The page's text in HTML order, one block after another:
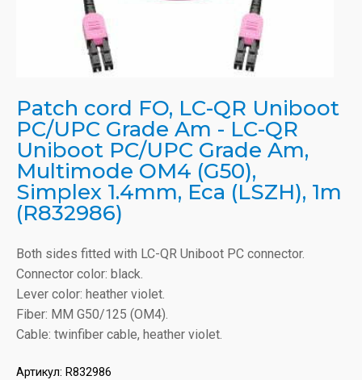
Patch cord FO, LC-QR Uniboot
PC/UPC Grade Am - LC-QR
Uniboot PC/UPC Grade Am,
Multimode OM4 (G50),
Simplex 1.4mm, Eca (LSZH), 1m
(R832986)
Both sides fitted with LC-QR Uniboot PC connector.
Connector color: black.
Lever color: heather violet.
Fiber: MM G50/125 (OM4).
Cable: twinfiber cable, heather violet.
Артикул: R832986